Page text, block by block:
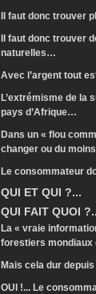
Il faut donc trouver
Il faut donc trouver
naturelles…
Avec l’argent tout
L’extrémisme de la
pays d’Afrique…
Dans un « flou
changer ou du
Le consommateur
QUI ET QUI ?...
QUI FAIT QUOI
La « vraie
forestiers
Mais cela dur
OUI !... Le